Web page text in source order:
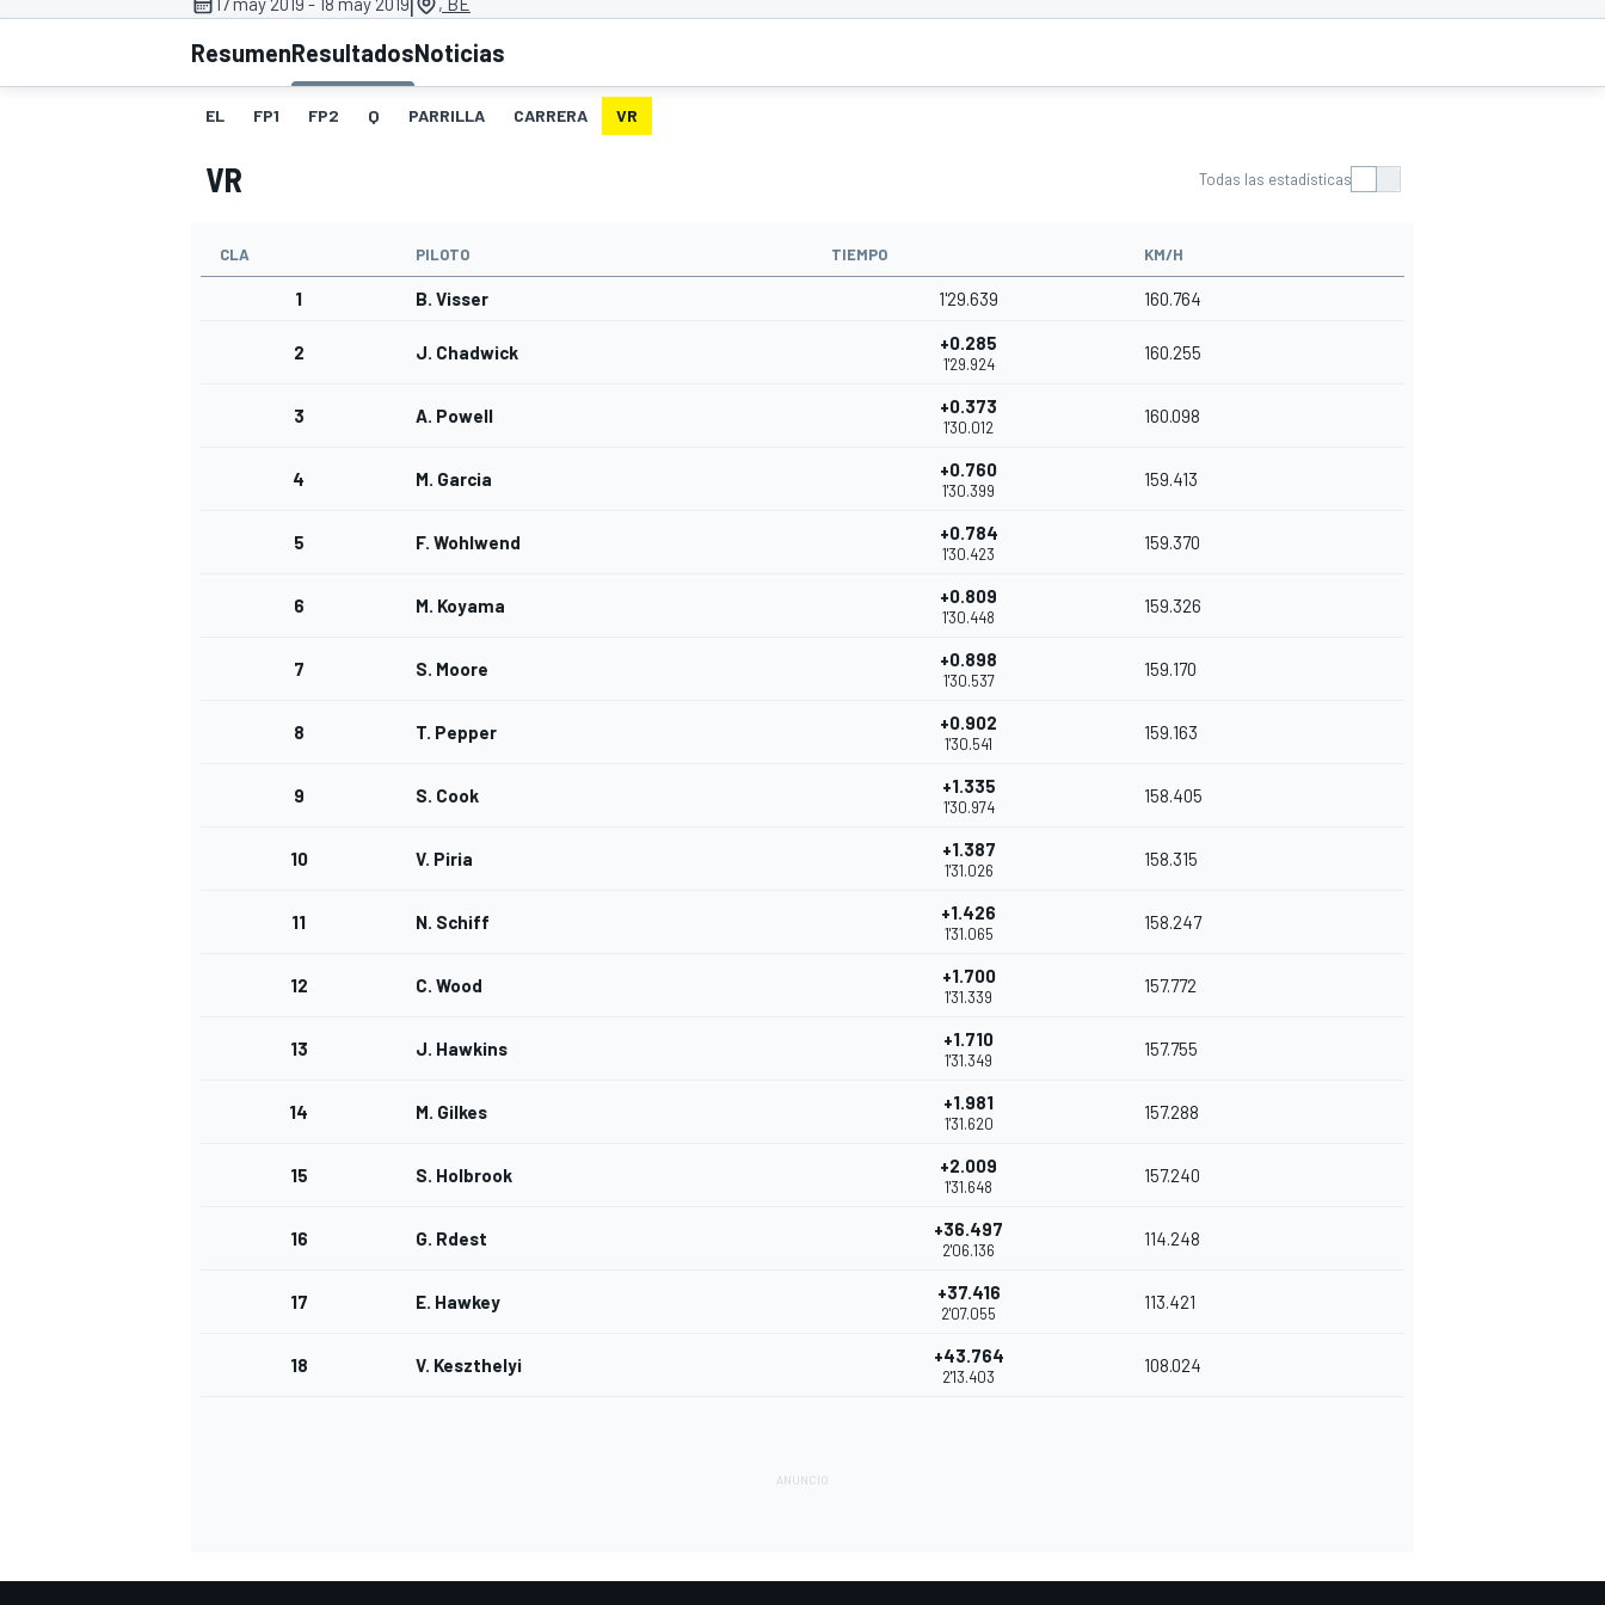
INDYCAR WRC
FÓRMULA E
ResumenResultadosNoticias
EL FP1 FP2 Q PARRILLA CARRERA VR
VR Todas las estadísticas
CLA PILOTO TIEMPO KM/H
1 B. Visser 1'29.639 160.764
2 J. Chadwick +0.285
1'29.924
160.255
3 A. Powell +0.373
1'30.012
160.098
4 M. Garcia +0.760
1'30.399
159.413
5 F. Wohlwend +0.784
1'30.423
159.370
6 M. Koyama +0.809
1'30.448
159.326
7 S. Moore +0.898
1'30.537
159.170
8 T. Pepper +0.902
1'30.541
159.163
9 S. Cook +1.335
1'30.974
158.405
10 V. Piria +1.387
1'31.026
158.315
11 N. Schiff +1.426
1'31.065
158.247
12 C. Wood +1.700
1'31.339
157.772
13 J. Hawkins +1.710
1'31.349
157.755
14 M. Gilkes +1.981
1'31.620
157.288
15 S. Holbrook +2.009
1'31.648
157.240
16 G. Rdest +36.497
2'06.136
114.248
17 E. Hawkey +37.416
2'07.055
113.421
18 V. Keszthelyi +43.764
2'13.403
108.024